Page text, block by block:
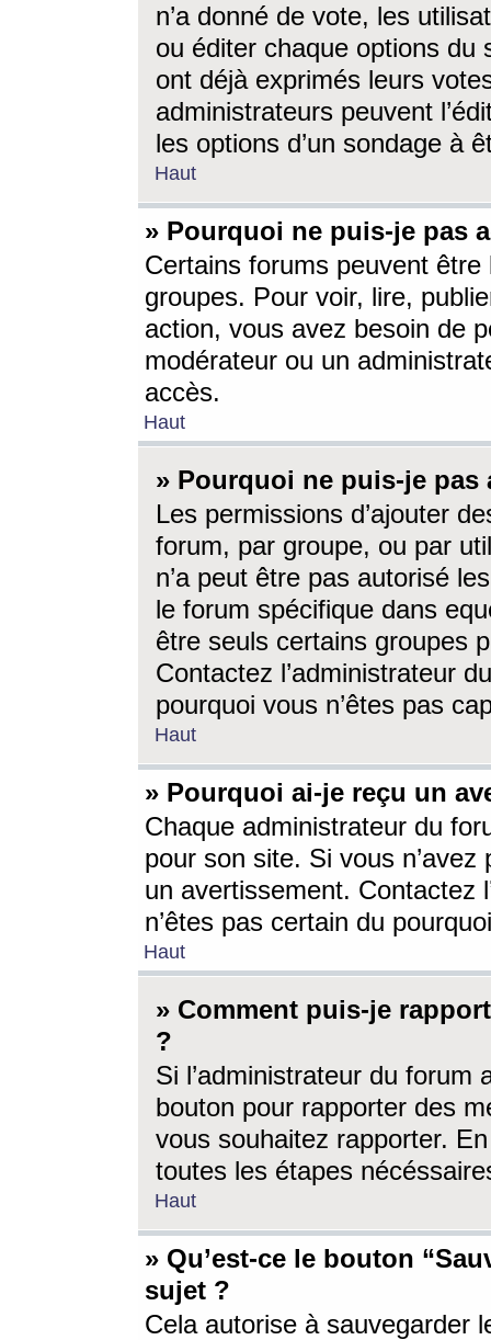
n’a donné de vote, les
ou éditer chaque options du
ont déjà exprimés leurs
administrateurs peuvent
les options d’un sondage à
Haut
» Pourquoi ne puis-je pas
Certains forums peuvent être
groupes. Pour voir, lire,
action, vous avez besoin de
modérateur ou un
accès.
Haut
» Pourquoi ne puis-je
Les permissions d’ajouter
forum, par groupe, ou par
n’a peut être pas autorisé
le forum spécifique dans
être seuls certains groupes
Contactez l’administrateur
pourquoi vous n’êtes pas
Haut
» Pourquoi ai-je reçu un
Chaque administrateur du
pour son site. Si vous
un avertissement. Contactez
n’êtes pas certain du
Haut
» Comment puis-je
?
Si l’administrateur du forum
bouton pour rapporter des
vous souhaitez rapporter.
toutes les étapes
Haut
» Qu’est-ce le bouton
sujet ?
Cela autorise à sauvegarder